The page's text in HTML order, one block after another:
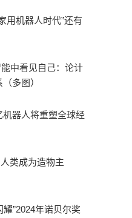
用机器人时代”还有
中看见自己：论计
多图）
机器人将重塑全球经
类成为造物主
耀”2024年诺贝尔奖